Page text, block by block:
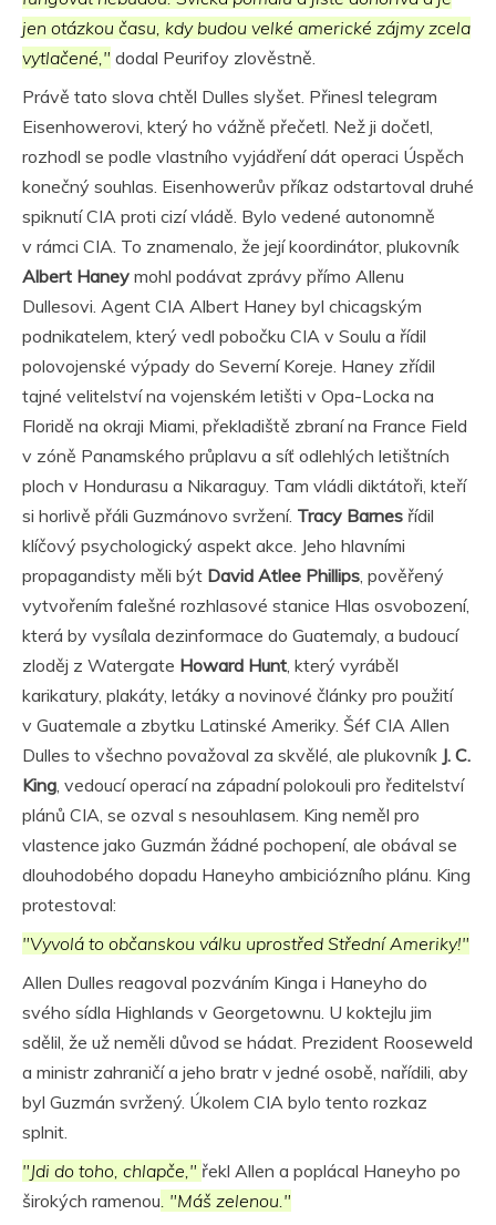
jen otázkou času, kdy budou velké americké zájmy zcela
vytlačené," dodal Peurifoy zlověstně.
Právě tato slova chtěl Dulles slyšet. Přinesl telegram
Eisenhowerovi, který ho vážně přečetl. Než ji dočetl,
rozhodl se podle vlastního vyjádření dát operaci Úspěch
konečný souhlas. Eisenhowerův příkaz odstartoval druhé
spiknutí CIA proti cizí vládě. Bylo vedené autonomně
v rámci CIA. To znamenalo, že její koordinátor, plukovník
Albert Haney mohl podávat zprávy přímo Allenu
Dullesovi. Agent CIA Albert Haney byl chicagským
podnikatelem, který vedl pobočku CIA v Soulu a řídil
polovojenské výpady do Severní Koreje. Haney zřídil
tajné velitelství na vojenském letišti v Opa-Locka na
Floridě na okraji Miami, překladiště zbraní na France Field
v zóně Panamského průplavu a síť odlehlých letištních
ploch v Hondurasu a Nikaraguy. Tam vládli diktátoři, kteří
si horlivě přáli Guzmánovo svržení. Tracy Barnes řídil
klíčový psychologický aspekt akce. Jeho hlavními
propagandisty měli být David Atlee Phillips, pověřený
vytvořením falešné rozhlasové stanice Hlas osvobození,
která by vysílala dezinformace do Guatemaly, a budoucí
zloděj z Watergate Howard Hunt, který vyráběl
karikatury, plakáty, letáky a novinové články pro použití
v Guatemale a zbytku Latinské Ameriky. Šéf CIA Allen
Dulles to všechno považoval za skvělé, ale plukovník J. C.
King, vedoucí operací na západní polokouli pro ředitelství
plánů CIA, se ozval s nesouhlasem. King neměl pro
vlastence jako Guzmán žádné pochopení, ale obával se
dlouhodobého dopadu Haneyho ambiciózního plánu. King
protestoval:
"Vyvolá to občanskou válku uprostřed Střední Ameriky!"
Allen Dulles reagoval pozváním Kinga i Haneyho do
svého sídla Highlands v Georgetownu. U koktejlu jim
sdělil, že už neměli důvod se hádat. Prezident Rooseweld
a ministr zahraničí a jeho bratr v jedné osobě, nařídili, aby
byl Guzmán svržený. Úkolem CIA bylo tento rozkaz
splnit.
"Jdi do toho, chlapče," řekl Allen a poplácal Haneyho po
širokých ramenou. "Máš zelenou."